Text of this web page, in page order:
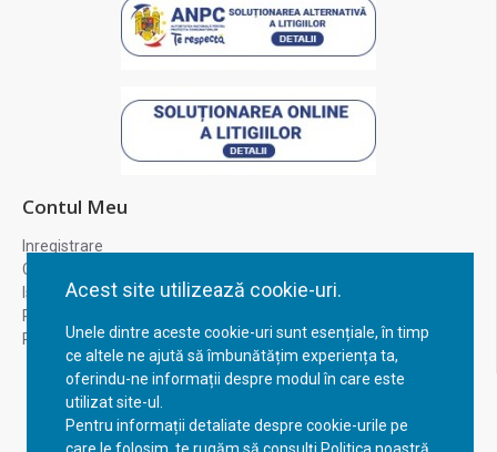
Acest site utilizează cookie-uri.
Unele dintre aceste cookie-uri sunt esențiale, în timp
ce altele ne ajută să îmbunătățim experiența ta,
oferindu-ne informații despre modul în care este
utilizat site-ul.
Pentru informații detaliate despre cookie-urile pe
Contul Meu
Inregistrare
Contul meu
Istoric comenzi
Recuperare parola
Returnare produs